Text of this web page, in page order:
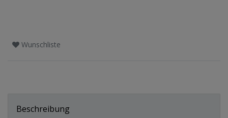
Wunschliste
Beschreibung